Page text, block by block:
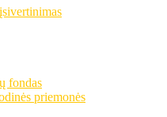
fondas
priemonės